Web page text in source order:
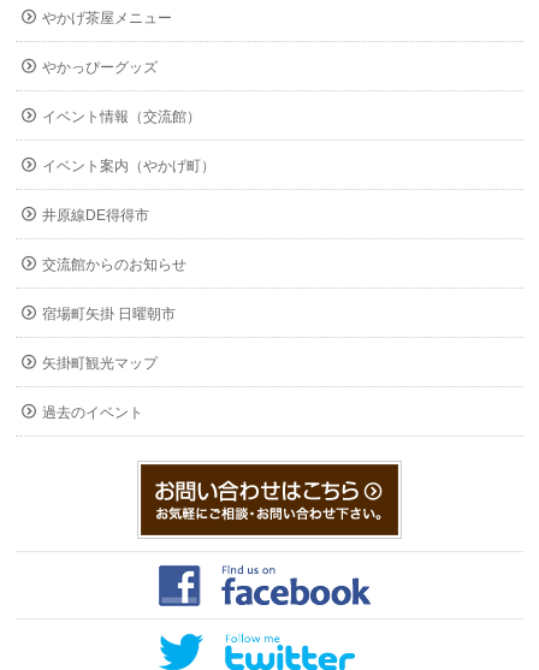
やかげ茶屋メニュー
やかっぴーグッズ
イベント情報（交流館）
イベント案内（やかげ町）
井原線DE得得市
交流館からのお知らせ
宿場町矢掛 日曜朝市
矢掛町観光マップ
過去のイベント